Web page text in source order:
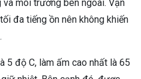
môi trường bên ngoài. Vận
đa tiếng ồn nên không khiến
5 độ C, làm ấm cao nhất là 65